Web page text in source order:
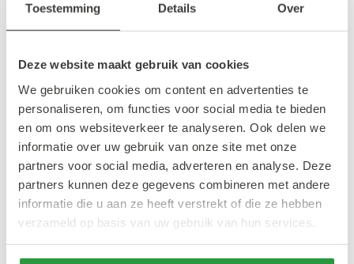
Toestemming Details Over
Deze website maakt gebruik van cookies
We gebruiken cookies om content en advertenties te
personaliseren, om functies voor social media te bieden
en om ons websiteverkeer te analyseren. Ook delen we
informatie over uw gebruik van onze site met onze
partners voor social media, adverteren en analyse. Deze
partners kunnen deze gegevens combineren met andere
informatie die u aan ze heeft verstrekt of die ze hebben
verzameld op basis van uw gebruik van hun services.
Award en een RFW Innovative Fabric Award.
Bieden op jouw favoriete
artikelen
Tijdens de Rotterdam Fashion Week 2023
krijg je als bezoeker ook de mogelijkheid om
te bieden op exclusieve mode artikelen en
kunstobjecten, van verschillende ontwerpers